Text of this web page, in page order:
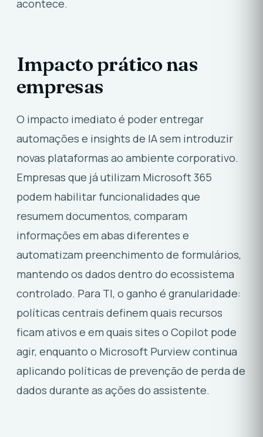
acontece.
Impacto prático nas
empresas
O impacto imediato é poder entregar
automações e insights de IA sem introduzir
novas plataformas ao ambiente corporativo.
Empresas que já utilizam Microsoft 365
podem habilitar funcionalidades que
resumem documentos, comparam
informações em abas diferentes e
automatizam preenchimento de formulários,
mantendo os dados dentro do ecossistema
controlado. Para TI, o ganho é granularidade:
políticas centrais definem quais recursos
ficam ativos e em quais sites o Copilot pode
agir, enquanto o Microsoft Purview continua
aplicando políticas de prevenção de perda de
dados durante as ações do assistente.